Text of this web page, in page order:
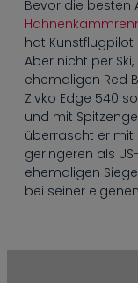
Bevor die besten
hat Kunstflugpilot
Aber nicht per
ehemaligen Red
Zivko Edge 540
und mit
überrascht er
geringeren als
ehemaligen
bei seiner